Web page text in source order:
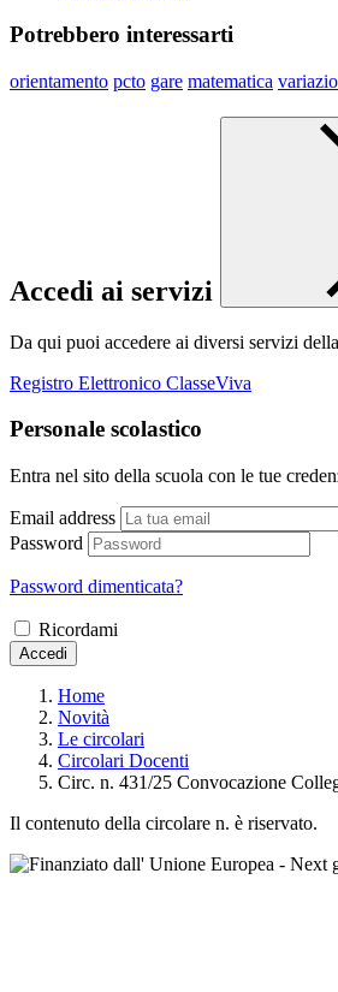
Potrebbero interessarti
orientamento pcto gare matematica
Accedi ai servizi
Da qui puoi accedere ai diversi servizi
Registro Elettronico ClasseViva
Personale scolastico
Entra nel sito della scuola con le tue
Email address
Password
Password dimenticata?
Ricordami
Accedi
Home
Novità
Le circolari
Circolari Docenti
Circ. n. 431/25 Convocazione
Il contenuto della circolare n. è riservato.